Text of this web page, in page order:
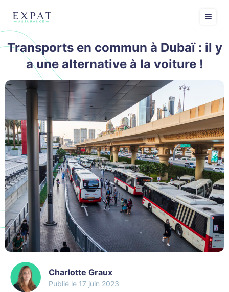
Transports en commun à Dubaï : il y
a une alternative à la voiture !
Charlotte Graux
17 juin 2023